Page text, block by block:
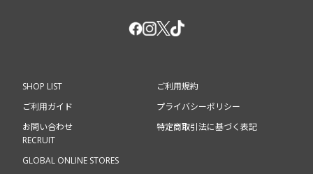
SHOP LIST
ご利用ガイド
お問い合わせ
ご利用規約
プライバシーポリシー
特定商取引法に基づく表記
RECRUIT
GLOBAL ONLINE STORES